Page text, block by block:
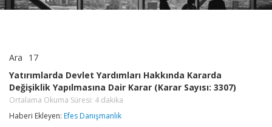
Ara 17
Yardımları
Hakkında
Kararda
Yapılmasına
Yatırımlarda Devlet Yardımları Hakkında Kararda
Değişiklik Yapılmasına Dair Karar (Karar Sayısı: 3307)
Ortalama Okuma Süresi: 4 dakika
Haberi Ekleyen: Efes Danışmanlık